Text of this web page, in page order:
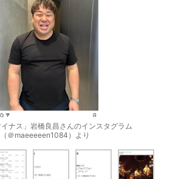
イナス」岩橋良昌さんのインスタグラム
（＠maeeeeen1084）より